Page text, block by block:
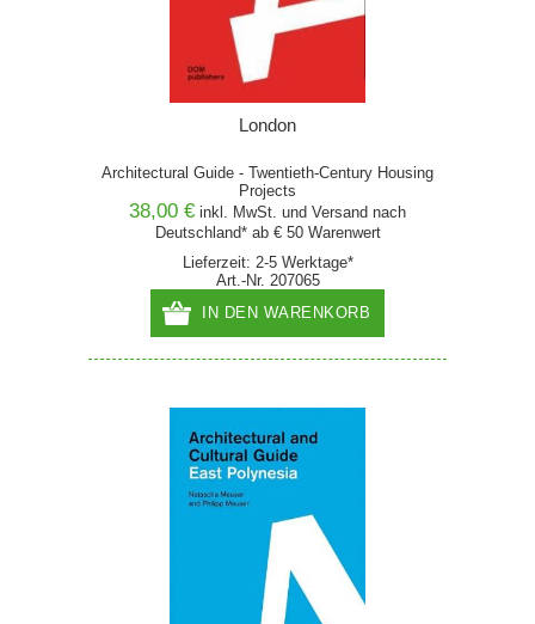
London
Architectural Guide - Twentieth-Century Housing
Projects
38,00 € inkl. MwSt. und Versand nach
Deutschland* ab € 50 Warenwert
Lieferzeit: 2-5 Werktage*
Art.-Nr. 207065
IN DEN WARENKORB